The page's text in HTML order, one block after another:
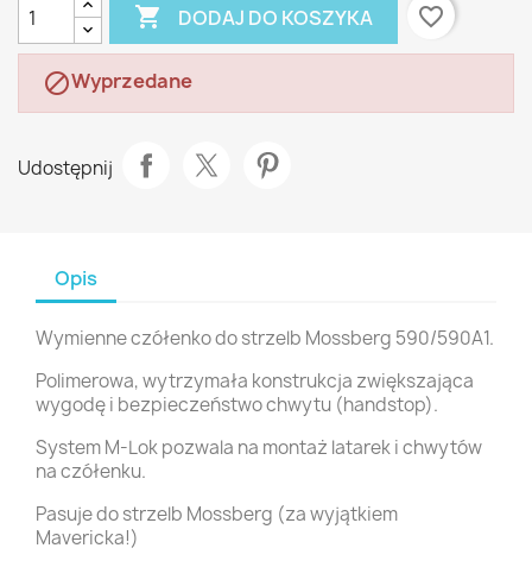
 DODAJ DO KOSZYKA favorite_border
Wyprzedane
Udostępnij
Opis
Wymienne czółenko do strzelb Mossberg 590/590A1.
Polimerowa, wytrzymała konstrukcja zwiększająca
wygodę i bezpieczeństwo chwytu (handstop).
System M-Lok pozwala na montaż latarek i chwytów
na czółenku.
Pasuje do strzelb Mossberg (za wyjątkiem
Mavericka!)